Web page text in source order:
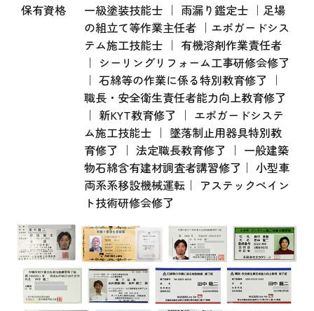
保有資格
一級塗装技能士 ｜ 雨漏り鑑定士 ｜足場
の組立て等作業主任者 ｜エポガードシス
テム施工技能士 ｜ 有機溶剤作業責任者
｜ シーリングリフォーム工事研修会修了
｜ 石綿等の作業に係る特別教育修了 ｜
職長・安全衛生責任者能力向上教育修了
｜ 新KYT教育修了 ｜ エポガードシステ
ム施工技能士 ｜ 墜落制止用器具特別教
育修了 ｜ 法定職長教育修了 ｜ 一般建築
物石綿含有建材調査者講習修了｜ 小型車
両系系移設機械運転｜ アステックペイン
ト技術研修会修了